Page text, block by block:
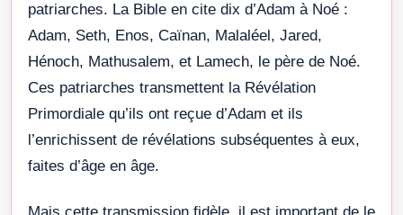
patriarches. La Bible en cite dix d’Adam à Noé :
Adam, Seth, Enos, Caïnan, Malaléel, Jared,
Hénoch, Mathusalem, et Lamech, le père de Noé.
Ces patriarches transmettent la Révélation
Primordiale qu’ils ont reçue d’Adam et ils
l’enrichissent de révélations subséquentes à eux,
faites d’âge en âge.